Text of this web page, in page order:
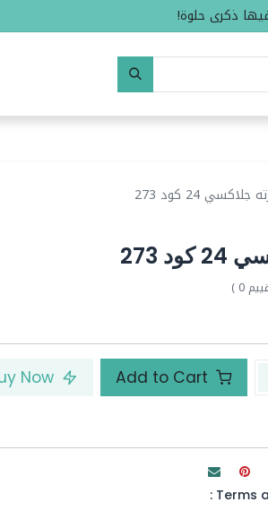
ذكرى حلوة!
جلاكسي 24 كود 273
273
0 )
Buy Now
Terms